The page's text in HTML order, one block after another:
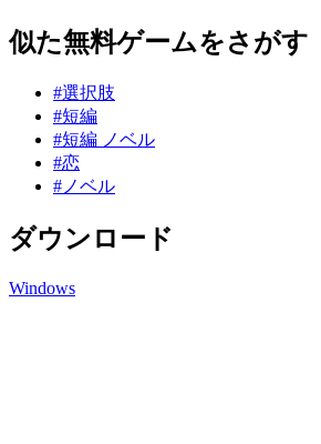
似た無料ゲームをさがす
#選択肢
#短編
#短編 ノベル
#恋
#ノベル
ダウンロード
Windows